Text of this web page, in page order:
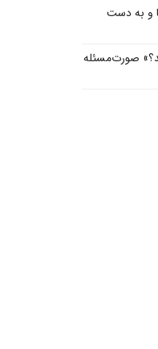
و به دست
صورت‌مسئله